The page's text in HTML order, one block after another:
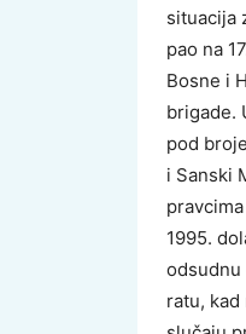
situacija
pao na
Bosne i
brigade.
pod
i Sanski
1995.
odsudnu
ratu,